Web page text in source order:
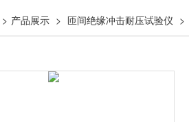
> 产品展示 > 匝间绝缘冲击耐压试验仪 >